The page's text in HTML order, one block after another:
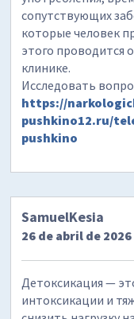
сопутствующих
которые человек
этого проводится
клинике.
Исследовать
https://
pushkino12.ru/
pushkino
SamuelKesia
26 de abril de 2026
Детоксикация —
интоксикации и